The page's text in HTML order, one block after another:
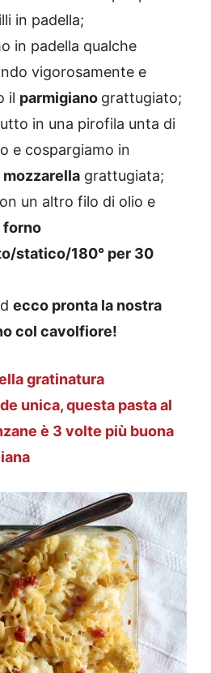
in padella;
in padella qualche
vigorosamente e
il parmigiano grattugiato;
in una pirofila unta di
e cospargiamo in
mozzarella grattugiata;
un altro filo di olio e
forno
statico/180° per 30
ecco pronta la nostra
col cavolfiore!
gratinatura
unica, questa pasta al
è 3 volte più buona